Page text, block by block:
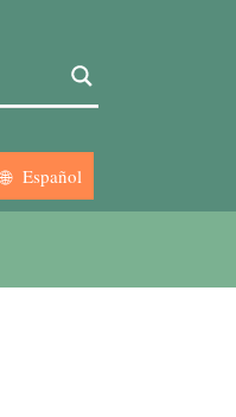
Español